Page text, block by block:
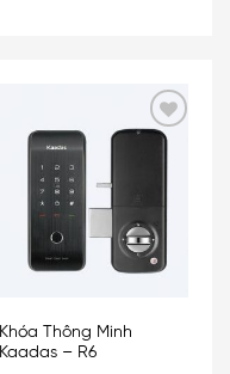
Add
Khóa Thông Minh
Kaadas – R6